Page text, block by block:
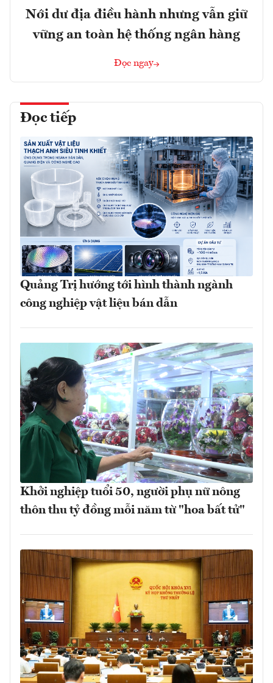
Nới dư địa điều hành nhưng vẫn giữ
vững an toàn hệ thống ngân hàng
Đọc ngay
Đọc tiếp
Quảng Trị hướng tới hình thành ngành
công nghiệp vật liệu bán dẫn
Khởi nghiệp tuổi 50, người phụ nữ nông
thôn thu tỷ đồng mỗi năm từ "hoa bất tử"